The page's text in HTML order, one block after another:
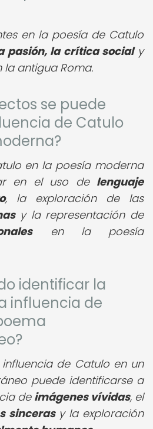
en la poesía de Catulo
pasión, la crítica socialy
antigua Roma.
se puede
de Catulo
en la poesía moderna
en el uso de lenguaje
, la exploración de las
y la representación de
en la poesía
identificar la
influencia de
de Catulo en un
puede identificarse a
de imágenes vívidas, el
sincerasy la exploración